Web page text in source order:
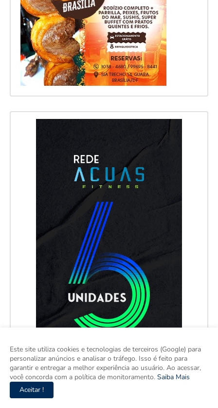
Este site utiliza cookies e tecnologias de terceiros (Google) para
personalizar anúncios e analisar o tráfego. Isso é feito para
garantir e entregar a melhor experiência ao usuário. Ao acessar,
você concorda com a política de monitoramento. Saiba Mais
Aceitar !